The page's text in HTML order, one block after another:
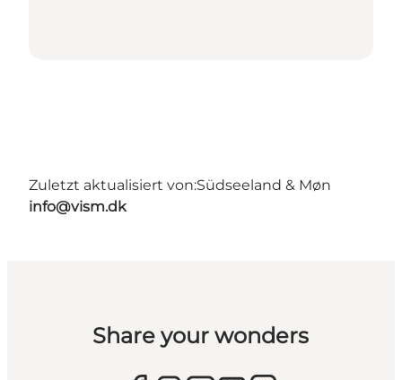
Zuletzt aktualisiert von:Südseeland & Møn
info@vism.dk
Share your wonders